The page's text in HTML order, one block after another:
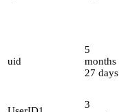
uid
5
months
27 days
3